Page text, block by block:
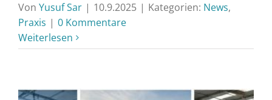
Von Yusuf Sar | 10.9.2025 | Kategorien: News,
Praxis | 0 Kommentare
Weiterlesen